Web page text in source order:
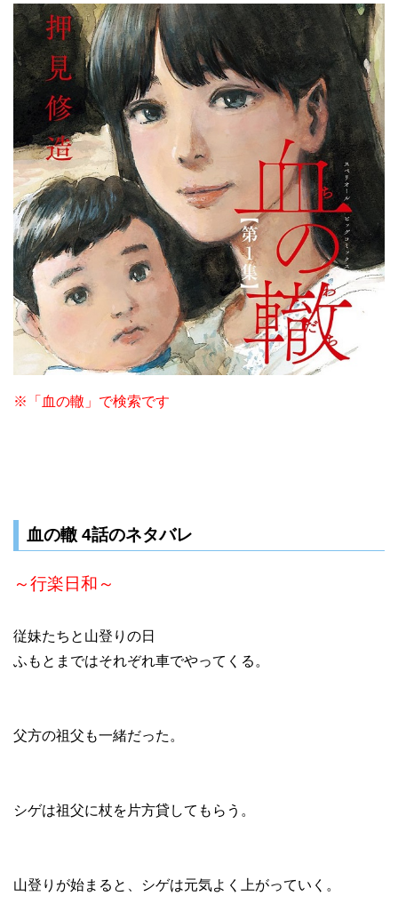
※「血の轍」で検索です
血の轍 4話のネタバレ
～行楽日和～
従妹たちと山登りの日
ふもとまではそれぞれ車でやってくる。
父方の祖父も一緒だった。
シゲは祖父に杖を片方貸してもらう。
山登りが始まると、シゲは元気よく上がっていく。